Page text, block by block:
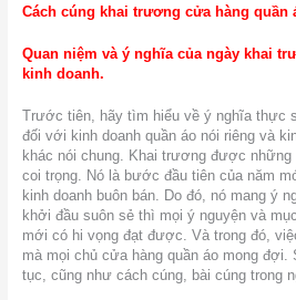
Cách cúng khai trương cửa hàng quần
Quan niệm và ý nghĩa của ngày khai
kinh doanh.
Trước tiên, hãy tìm hiểu về ý nghĩa thực
đối với kinh doanh quần áo nói riêng và
khác nói chung. Khai trương được
coi trọng. Nó là bước đầu tiên của năm
kinh doanh buôn bán. Do đó, nó mang ý
khởi đầu suôn sẻ thì mọi ý nguyện và
mới có hi vọng đạt được. Và trong đó,
mà mọi chủ cửa hàng quần áo mong đợi.
tục, cũng như cách cúng, bài cúng trong